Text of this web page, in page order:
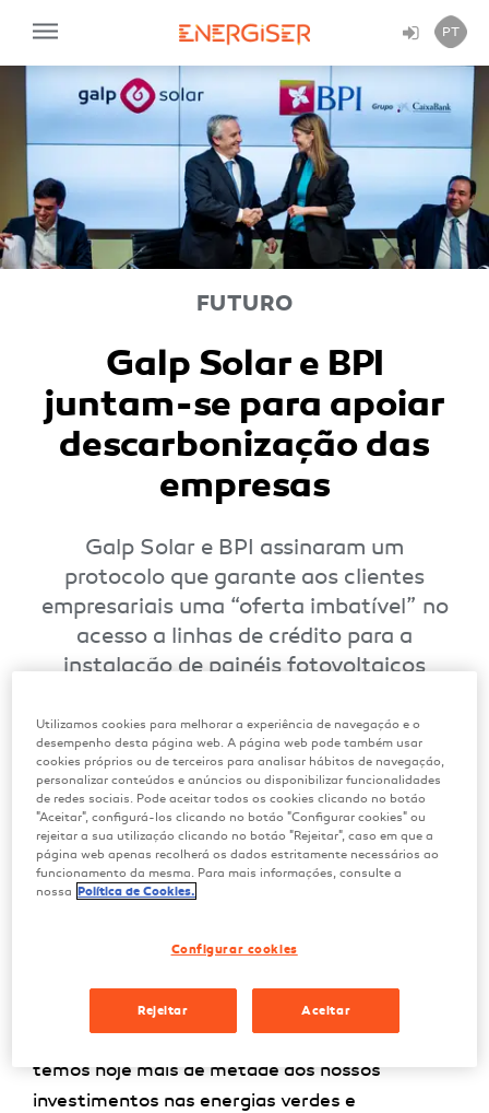
PT
FUTURO
Galp Solar e BPI
juntam-se para apoiar
descarbonização das
empresas
Galp Solar e BPI assinaram um
protocolo que garante aos clientes
empresariais uma “oferta imbatível” no
acesso a linhas de crédito para a
instalação de painéis fotovoltaicos
Fevereiro 2023
O protocolo entre a Galp Solar e o BPI é mais
um passo em direção à descarbonização da
a energética está fortemente comprometida.
muito rápido. A Galp marcou como objetivo a
descarbonização total até 2050 e, por isso, já
temos hoje mais de metade dos nossos
investimentos nas energias verdes e
Utilizamos cookies para melhorar a experiência de navegação e o
desempenho desta página web. A página web pode também usar
cookies próprios ou de terceiros para analisar hábitos de navegação,
personalizar conteúdos e anúncios ou disponibilizar funcionalidades
de redes sociais. Pode aceitar todos os cookies clicando no botão
"Aceitar", configurá-los clicando no botão "Configurar cookies" ou
rejeitar a sua utilização clicando no botão "Rejeitar", caso em que a
página web apenas recolherá os dados estritamente necessários ao
funcionamento da mesma. Para mais informações, consulte a
nossa Política de Cookies.
Configurar cookies
Rejeitar Aceitar